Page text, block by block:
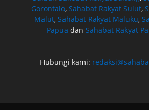
Gorontalo,Sahabat Rakyat Sulut,
Malut,Sahabat Rakyat Maluku,
Papua danSahabat Rakyat
Hubungi kami: